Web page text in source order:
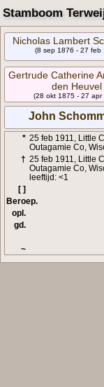
Stamboom
Nicholas Lambert
(8 sep 1876 - 27 feb
Gertrude Catherine
den Heuvel
(28 okt 1875 - 27 apr
John
* 25 feb 1911, Little
Outagamie Co,
† 25 feb 1911, Little
Outagamie Co,
leeftijd: <1
[ ]
Beroep.
opl.
gd.
~